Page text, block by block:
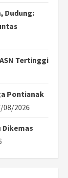
Dudung:
Tertinggi
Pontianak
08/2026
Dikemas